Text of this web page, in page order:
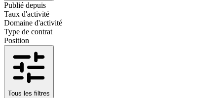
Publié depuis
Taux d'activité
Domaine d'activité
Type de contrat
Position
Tous les filtres